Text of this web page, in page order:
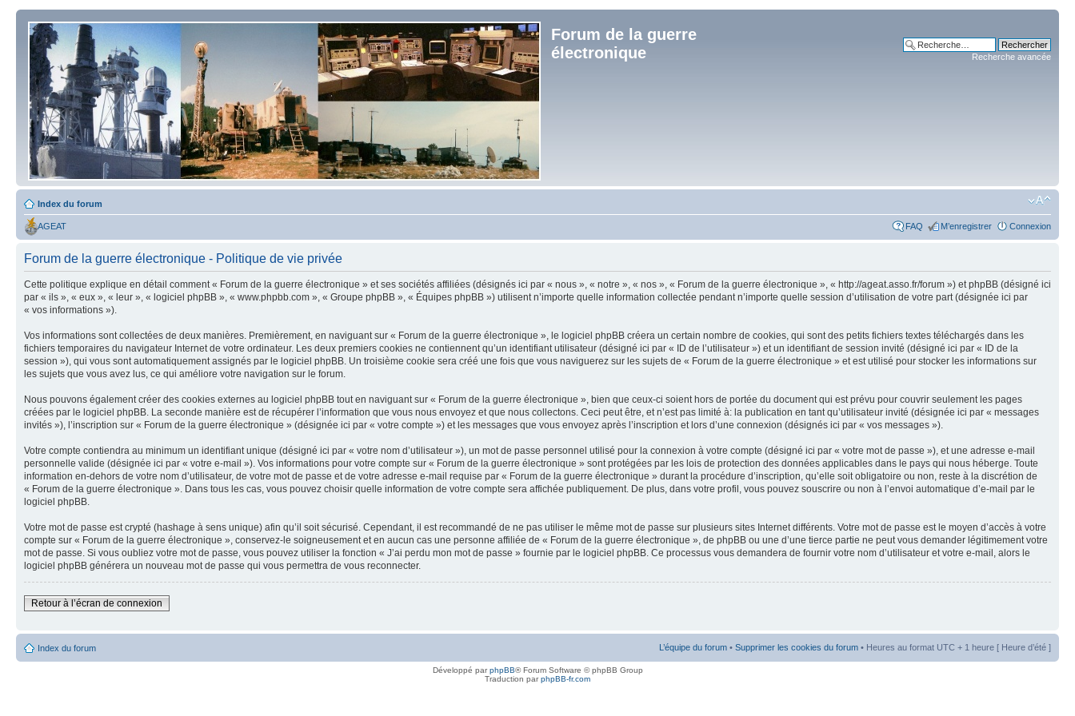
Forum de la guerre
électronique
Recherche avancée
Index du forum
AGEAT FAQ M’enregistrer Connexion
Forum de la guerre électronique - Politique de vie privée
Cette politique explique en détail comment « Forum de la guerre électronique » et ses sociétés affiliées (désignés ici par « nous », « notre », « nos », « Forum de la guerre électronique », « http://ageat.asso.fr/forum ») et phpBB (désigné ici
par « ils », « eux », « leur », « logiciel phpBB », « www.phpbb.com », « Groupe phpBB », « Équipes phpBB ») utilisent n’importe quelle information collectée pendant n’importe quelle session d’utilisation de votre part (désignée ici par
« vos informations »).
Vos informations sont collectées de deux manières. Premièrement, en naviguant sur « Forum de la guerre électronique », le logiciel phpBB créera un certain nombre de cookies, qui sont des petits fichiers textes téléchargés dans les
fichiers temporaires du navigateur Internet de votre ordinateur. Les deux premiers cookies ne contiennent qu’un identifiant utilisateur (désigné ici par « ID de l’utilisateur ») et un identifiant de session invité (désigné ici par « ID de la
session »), qui vous sont automatiquement assignés par le logiciel phpBB. Un troisième cookie sera créé une fois que vous naviguerez sur les sujets de « Forum de la guerre électronique » et est utilisé pour stocker les informations sur
les sujets que vous avez lus, ce qui améliore votre navigation sur le forum.
Nous pouvons également créer des cookies externes au logiciel phpBB tout en naviguant sur « Forum de la guerre électronique », bien que ceux-ci soient hors de portée du document qui est prévu pour couvrir seulement les pages
créées par le logiciel phpBB. La seconde manière est de récupérer l’information que vous nous envoyez et que nous collectons. Ceci peut être, et n’est pas limité à: la publication en tant qu’utilisateur invité (désignée ici par « messages
invités »), l’inscription sur « Forum de la guerre électronique » (désignée ici par « votre compte ») et les messages que vous envoyez après l’inscription et lors d’une connexion (désignés ici par « vos messages »).
Votre compte contiendra au minimum un identifiant unique (désigné ici par « votre nom d’utilisateur »), un mot de passe personnel utilisé pour la connexion à votre compte (désigné ici par « votre mot de passe »), et une adresse e-mail
personnelle valide (désignée ici par « votre e-mail »). Vos informations pour votre compte sur « Forum de la guerre électronique » sont protégées par les lois de protection des données applicables dans le pays qui nous héberge. Toute
information en-dehors de votre nom d’utilisateur, de votre mot de passe et de votre adresse e-mail requise par « Forum de la guerre électronique » durant la procédure d’inscription, qu’elle soit obligatoire ou non, reste à la discrétion de
« Forum de la guerre électronique ». Dans tous les cas, vous pouvez choisir quelle information de votre compte sera affichée publiquement. De plus, dans votre profil, vous pouvez souscrire ou non à l’envoi automatique d’e-mail par le
logiciel phpBB.
Votre mot de passe est crypté (hashage à sens unique) afin qu’il soit sécurisé. Cependant, il est recommandé de ne pas utiliser le même mot de passe sur plusieurs sites Internet différents. Votre mot de passe est le moyen d’accès à votre
compte sur « Forum de la guerre électronique », conservez-le soigneusement et en aucun cas une personne affiliée de « Forum de la guerre électronique », de phpBB ou une d’une tierce partie ne peut vous demander légitimement votre
mot de passe. Si vous oubliez votre mot de passe, vous pouvez utiliser la fonction « J’ai perdu mon mot de passe » fournie par le logiciel phpBB. Ce processus vous demandera de fournir votre nom d’utilisateur et votre e-mail, alors le
logiciel phpBB générera un nouveau mot de passe qui vous permettra de vous reconnecter.
Retour à l’écran de connexion
Index du forum L’équipe du forum • Supprimer les cookies du forum • Heures au format UTC + 1 heure [ Heure d’été ]
Développé parphpBB® Forum Software © phpBB Group
Traduction parphpBB-fr.com